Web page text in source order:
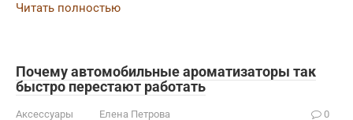
Читать полностью
Почему автомобильные ароматизаторы так
быстро перестают работать
Аксессуары Елена Петрова 0